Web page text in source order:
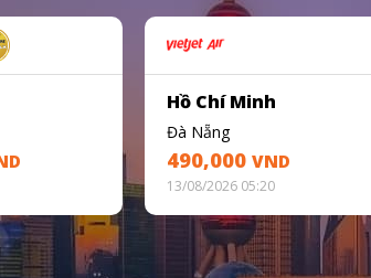
Hồ Chí Minh
Đà Nẵng
490,000 VND
13/08/2026 05:20